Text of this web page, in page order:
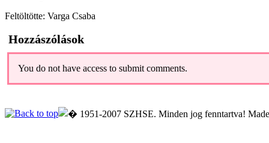
Feltöltötte: Varga Csaba
Hozzászólások
You do not have access to submit comments.